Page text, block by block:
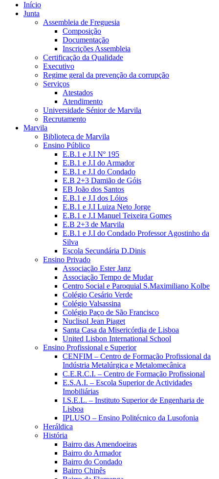
Início
Junta
Assembleia de Freguesia
Composição
Documentação
Inscrições Assembleia
Certificação da Qualidade
Executivo
Regime geral da prevenção da corrupção
Serviços
Atestados
Atendimento
Universidade Sénior de Marvila
Recrutamento
Marvila
Biblioteca de Marvila
Ensino Público
E.B.1 e J.I Nº 195
E.B.1 e J.I do Armador
E.B.1 e J.I do Condado
E.B 2+3 Damião de Góis
EB João dos Santos
E.B.1 e J.I dos Lóios
E.B.1 e J.I Luiza Neto Jorge
E.B.1 e J.I Manuel Teixeira Gomes
E.B 2+3 de Marvila
E.B.1 e J.I do Condado Professor Agostinho da
Silva
Escola Secundária D.Dinis
Ensino Privado
Associação Ester Janz
Associação Tempo de Mudar
Centro Social e Paroquial S.Maximiliano Kolbe
Colégio Cesário Verde
Colégio Valsassina
Colégio Paço de São Francisco
Nuclisol Jean Piaget
Santa Casa da Misericórdia de Lisboa
United Lisbon International School
Ensino Profissional e Superior
CENFIM – Centro de Formação Profissional da
Indústria Metalúrgica e Metalomecânica
C.E.R.C.I. – Centro de Formação Profissional
E.S.A.I. – Escola Superior de Actividades
Imobiliárias
I.S.E.L. – Instituto Superior de Engenharia de
Lisboa
IPLUSO – Ensino Politécnico da Lusofonia
Heráldica
História
Bairro das Amendoeiras
Bairro do Armador
Bairro do Condado
Bairro Chinês